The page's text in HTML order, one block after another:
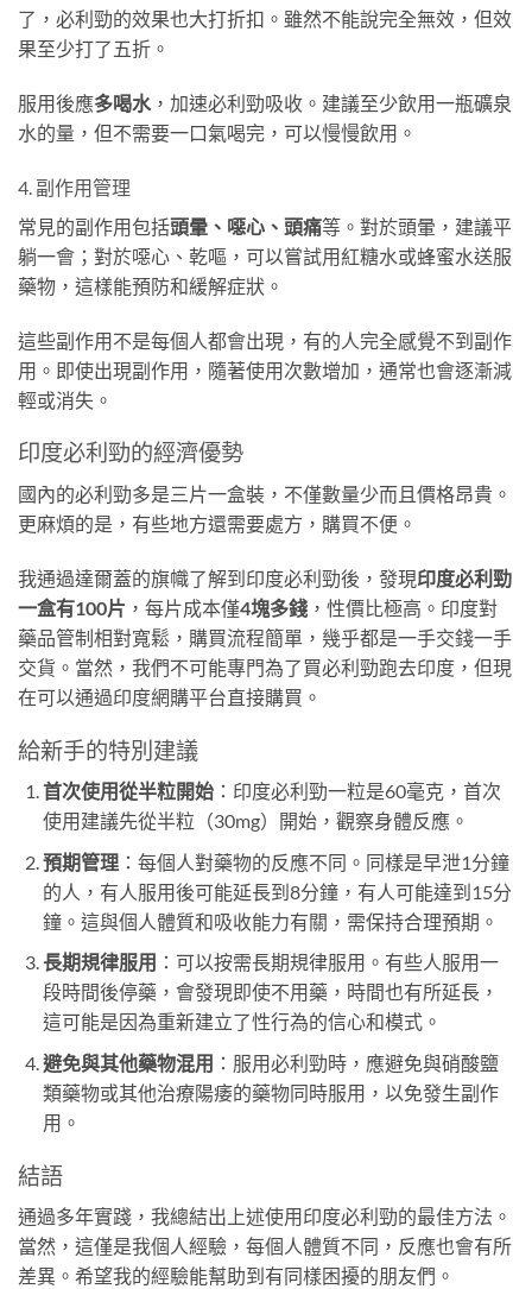
了，必利勁的效果也大打折扣。雖然不能說完全無效，但效
果至少打了五折。
服用後應多喝水，加速必利勁吸收。建議至少飲用一瓶礦泉
水的量，但不需要一口氣喝完，可以慢慢飲用。
4. 副作用管理
常見的副作用包括頭暈、噁心、頭痛等。對於頭暈，建議平
躺一會；對於噁心、乾嘔，可以嘗試用紅糖水或蜂蜜水送服
藥物，這樣能預防和緩解症狀。
這些副作用不是每個人都會出現，有的人完全感覺不到副作
用。即使出現副作用，隨著使用次數增加，通常也會逐漸減
輕或消失。
印度必利勁的經濟優勢
國內的必利勁多是三片一盒裝，不僅數量少而且價格昂貴。
更麻煩的是，有些地方還需要處方，購買不便。
我通過達爾蓋的旗幟了解到印度必利勁後，發現印度必利勁
一盒有100片 ，每片成本僅4塊多錢 ，性價比極高。印度對
藥品管制相對寬鬆，購買流程簡單，幾乎都是一手交錢一手
交貨。當然，我們不可能專門為了買必利勁跑去印度，但現
在可以通過印度網購平台直接購買。
給新手的特別建議
首次使用從半粒開始：印度必利勁一粒是60毫克，首次
使用建議先從半粒（30mg）開始，觀察身體反應。
預期管理：每個人對藥物的反應不同。同樣是早泄1分鐘
的人，有人服用後可能延長到8分鐘，有人可能達到15分
鐘。這與個人體質和吸收能力有關，需保持合理預期。
長期規律服用 ：可以按需長期規律服用。有些人服用一
段時間後停藥，會發現即使不用藥，時間也有所延長，
這可能是因為重新建立了性行為的信心和模式。
避免與其他藥物混用 ：服用必利勁時，應避免與硝酸鹽
類藥物或其他治療陽痿的藥物同時服用，以免發生副作
用。
結語
通過多年實踐，我總結出上述使用印度必利勁的最佳方法。
當然，這僅是我個人經驗，每個人體質不同，反應也會有所
差異。希望我的經驗能幫助到有同樣困擾的朋友們。